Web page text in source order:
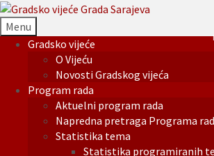
Menu
Gradsko vijeće
O Vijeću
Novosti Gradskog vijeća
Program rada
Aktuelni program rada
Napredna pretraga Programa
Statistika tema
Statistika programiranih